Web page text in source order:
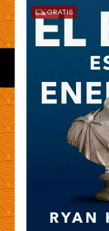
GRATIS